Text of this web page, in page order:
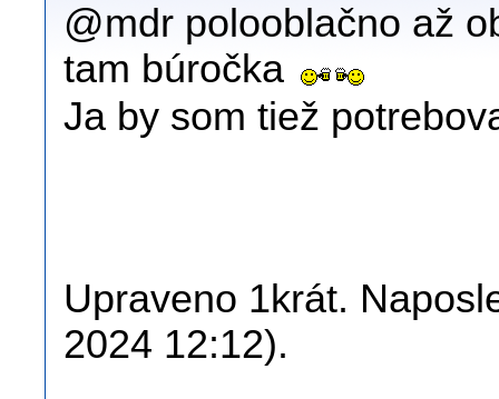
@mdr polooblačno až
tam búročka
Ja by som tiež
Upraveno 1krát.
2024 12:12).